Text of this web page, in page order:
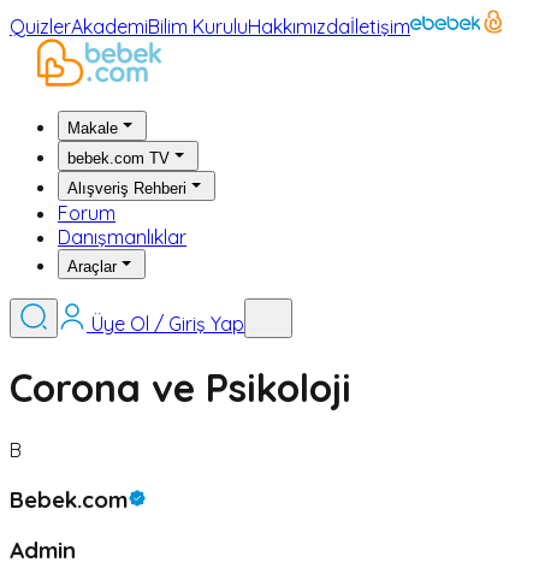
QuizlerAkademiBilim KuruluHakkımızdaİletişim
Makale
bebek.com TV
Alışveriş Rehberi
Forum
Danışmanlıklar
Araçlar
Üye Ol / Giriş Yap
Corona ve Psikoloji
B
Bebek.com
Admin